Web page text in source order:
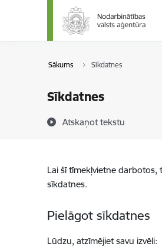
Pāriet uz lapas saturu
Sākums Sīkdatnes
Sīkdatnes
Atskaņot tekstu
Lai šī tīmekļvietne darbotos,
sīkdatnes.
Pielāgot sīkdatnes
Lūdzu, atzīmējiet savu izvēli: